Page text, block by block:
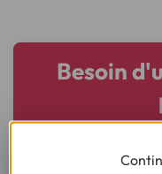
Besoin